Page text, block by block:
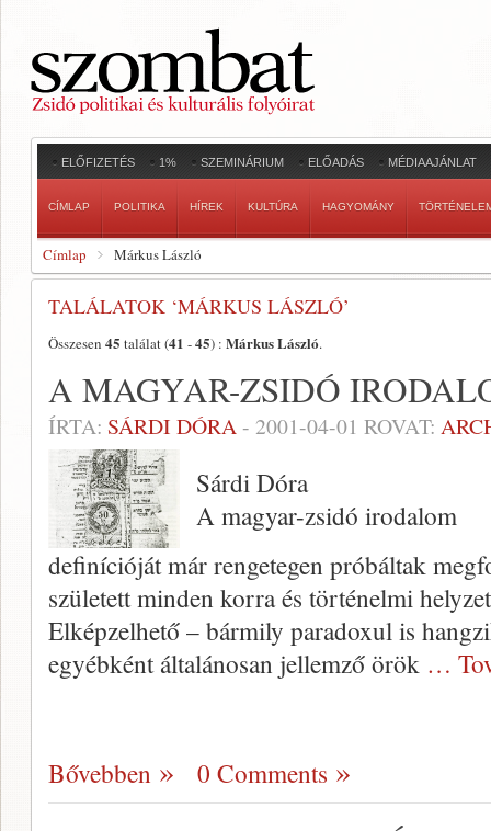
ELŐFIZETÉS 1% SZEMINÁRIUM ELŐADÁS MÉDIAAJÁNLAT
CÍMLAP POLITIKA HÍREK KULTÚRA HAGYOMÁNY
Címlap Márkus László
TALÁLATOK ‘MÁRKUS LÁSZLÓ’
Összesen 45 találat (41 -45) : Márkus László.
A MAGYAR-ZSIDÓ
ÍRTA: SÁRDI DÓRA- 2001-04-01 ROVAT:
Sárdi Dóra
A magyar-zsidó irodalom
definícióját már rengetegen próbáltak
született minden korra és történelmi
Elképzelhető – bármily paradoxul is
egyébként általánosan jel­lemző örök …
Bővebben 0 Comments